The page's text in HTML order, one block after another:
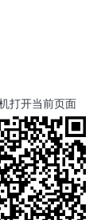
打开当前页面